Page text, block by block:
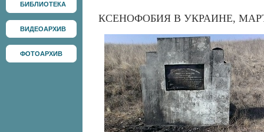
БИБЛИОТЕКА
ВИДЕОАРХИВ
ФОТОАРХИВ
КСЕНОФОБИЯ В УКРАИНЕ, МАРТ